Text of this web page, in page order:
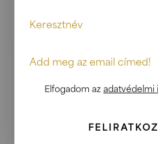
Elfogadom azadatvédelmi